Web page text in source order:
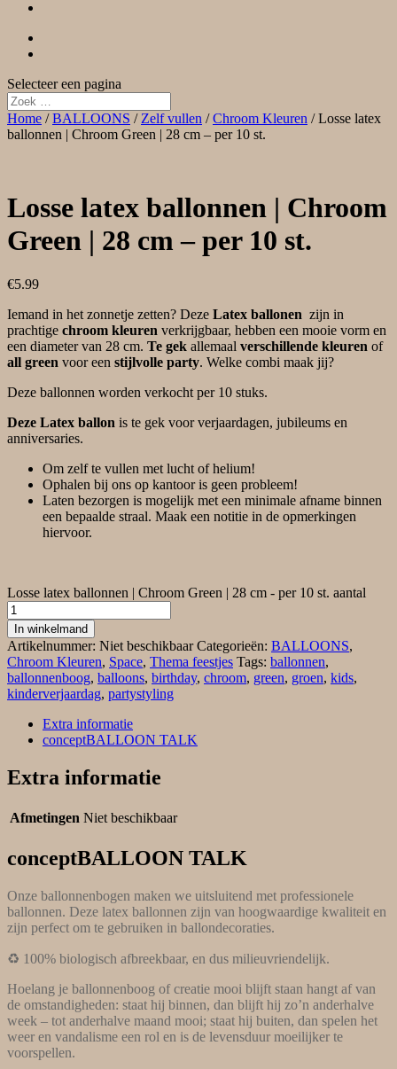
Selecteer een pagina
Home /BALLOONS / Zelf vullen /Chroom Kleuren / Losse latex
ballonnen | Chroom Green | 28 cm – per 10 st.
Losse latex ballonnen | Chroom
Green | 28 cm – per 10 st.
€5.99
Iemand in het zonnetje zetten? Deze Latex ballonen zijn in
prachtige chroom kleuren verkrijgbaar, hebben een mooie vorm en
een diameter van 28 cm. Te gek allemaal verschillende kleuren of
all green voor een stijlvolle party. Welke combi maak jij?
Deze ballonnen worden verkocht per 10 stuks.
Deze Latex ballon is te gek voor verjaardagen, jubileums en
anniversaries.
Om zelf te vullen met lucht of helium!
Ophalen bij ons op kantoor is geen probleem!
Laten bezorgen is mogelijk met een minimale afname binnen
een bepaalde straal. Maak een notitie in de opmerkingen
hiervoor.
Losse latex ballonnen | Chroom Green | 28 cm - per 10 st. aantal
In winkelmand
Artikelnummer: Niet beschikbaar Categorieën: BALLOONS,
Chroom Kleuren, Space, Thema feestjes Tags: ballonnen,
ballonnenboog, balloons, birthday, chroom, green, groen, kids,
kinderverjaardag, partystyling
Extra informatie
conceptBALLOON TALK
Extra informatie
Afmetingen Niet beschikbaar
conceptBALLOON TALK
Onze ballonnenbogen maken we uitsluitend met professionele
ballonnen. Deze latex ballonnen zijn van hoogwaardige kwaliteit en
zijn perfect om te gebruiken in ballondecoraties.
♻️ 100% biologisch afbreekbaar, en dus milieuvriendelijk.
Hoelang je ballonnenboog of creatie mooi blijft staan hangt af van
de omstandigheden: staat hij binnen, dan blijft hij zo’n anderhalve
week – tot anderhalve maand mooi; staat hij buiten, dan spelen het
weer en vandalisme een rol en is de levensduur moeilijker te
voorspellen.